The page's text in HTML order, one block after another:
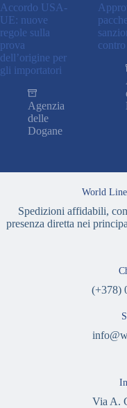
Accordo USA-
UE: nuove
regole sulla
prova
dell’origine per
gli importatori
Agenzia
delle
Dogane
World
Spedizioni affidabili,
presenza diretta nei
(+378)
Via A.